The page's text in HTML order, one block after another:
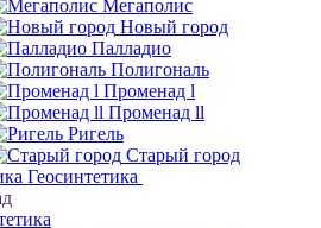
Мегаполис
Новый город
Палладио
Полигональ
Променад l
Променад ll
Ригель
Старый город
Геосинтетика